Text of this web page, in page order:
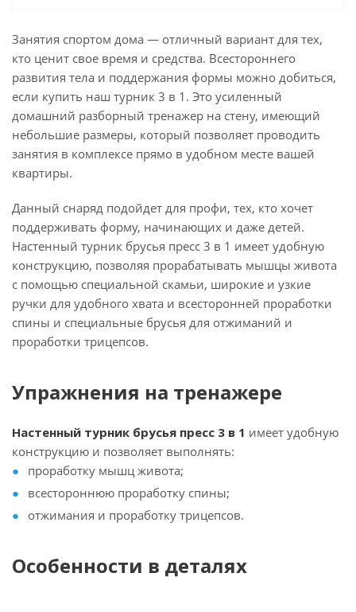
Занятия спортом дома — отличный вариант для тех,
кто ценит свое время и средства. Всестороннего
развития тела и поддержания формы можно добиться,
если купить наш турник 3 в 1. Это усиленный
домашний разборный тренажер на стену, имеющий
небольшие размеры, который позволяет проводить
занятия в комплексе прямо в удобном месте вашей
квартиры.
Данный снаряд подойдет для профи, тех, кто хочет
поддерживать форму, начинающих и даже детей.
Настенный турник брусья пресс 3 в 1 имеет удобную
конструкцию, позволяя прорабатывать мышцы живота
с помощью специальной скамьи, широкие и узкие
ручки для удобного хвата и всесторонней проработки
спины и специальные брусья для отжиманий и
проработки трицепсов.
Упражнения на тренажере
Настенный турник брусья пресс 3 в 1 имеет удобную
конструкцию и позволяет выполнять:
проработку мышц живота;
всестороннюю проработку спины;
отжимания и проработку трицепсов.
Особенности в деталях